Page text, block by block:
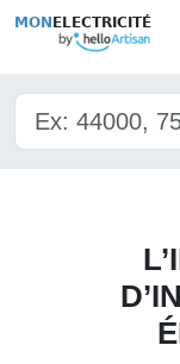
MON ELECTRICITÉ